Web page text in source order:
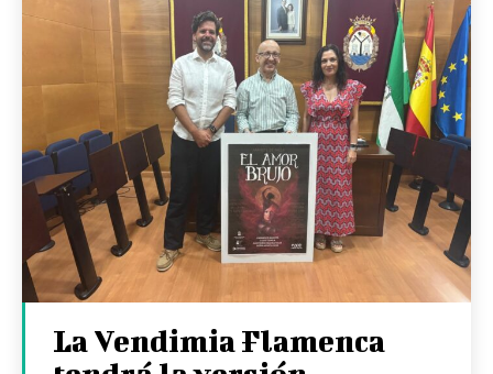
La Vendimia Flamenca